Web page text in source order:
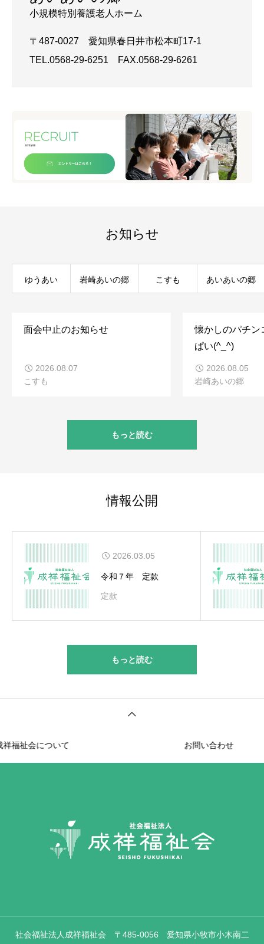
小規模特別養護老人ホーム
〒487-0027 愛知県春日井市松本町17-1
TEL.0568-29-6251 FAX.0568-29-6261
お知らせ
ゆうあい 岩崎あいの郷 こすも あいあいの郷
面会中止のお知らせ
2026.08.07
こすも
懐かしのパチン
ぱい(^_^)
2026.08.05
岩崎あいの郷
もっと読む
情報公開
2026.03.05
令和７年 定款
定款
もっと読む
会について お問い合わせ
社会福祉法人成祥福祉会 〒485-0056 愛知県小牧市小木南二